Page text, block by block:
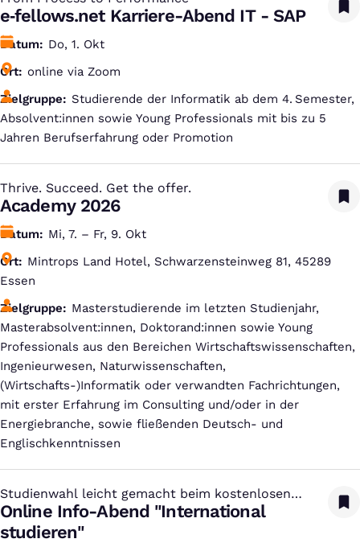
e‑fellows.net Karriere-Abend IT - SAP
Datum
Do, 1. Okt
Ort
online via Zoom
Zielgruppe
Studierende der Informatik ab dem 4. Semester,
Absolvent:innen sowie Young Professionals mit bis zu 5
Jahren Berufserfahrung oder Promotion
Thrive. Succeed. Get the offer.
:
Academy 2026
Datum
Mi, 7. – Fr, 9. Okt
Ort
Mintrops Land Hotel, Schwarzensteinweg 81, 45289
Essen
Zielgruppe
Masterstudierende im letzten Studienjahr,
Masterabsolvent:innen, Doktorand:innen sowie Young
Professionals aus den Bereichen Wirtschaftswissenschaften,
Ingenieurwesen, Naturwissenschaften,
(Wirtschafts-)Informatik oder verwandten Fachrichtungen,
mit erster Erfahrung im Consulting und/oder in der
Energiebranche, sowie fließenden Deutsch- und
Englischkenntnissen
Studienwahl leicht gemacht beim kostenlosen
Studien-Infotag
:
Online Info-Abend "International
studieren"